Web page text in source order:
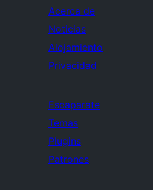
Acerca de
Noticias
Alojamiento
Privacidad
Escaparate
Temas
Plugins
Patrones